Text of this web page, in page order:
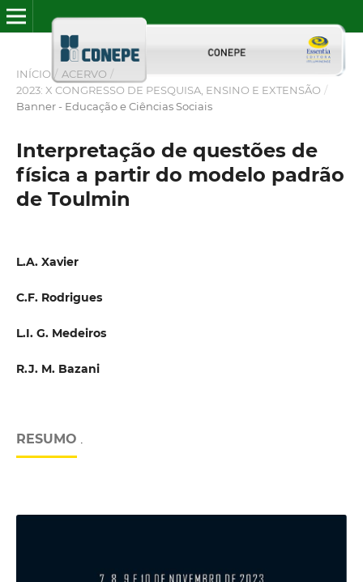
INÍCIO / ACERVO /
2023: X CONGRESSO DE PESQUISA, ENSINO E EXTENSÃO /
Banner - Educação e Ciências Sociais
Interpretação de questões de
física a partir do modelo padrão
de Toulmin
L.A. Xavier
C.F. Rodrigues
L.I. G. Medeiros
R.J. M. Bazani
RESUMO .